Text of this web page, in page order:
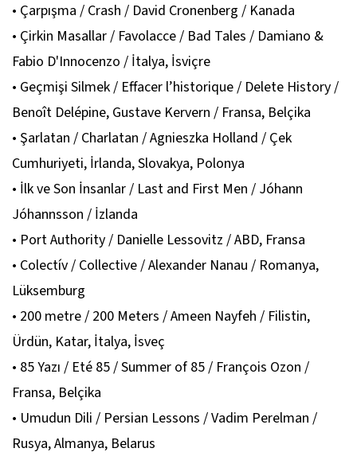
• Çarpışma / Crash / David Cronenberg / Kanada
• Çirkin Masallar / Favolacce / Bad Tales / Damiano &
Fabio D'Innocenzo / İtalya, İsviçre
• Geçmişi Silmek / Effacer l’historique / Delete History /
Benoît Delépine, Gustave Kervern / Fransa, Belçika
• Şarlatan / Charlatan / Agnieszka Holland / Çek
Cumhuriyeti, İrlanda, Slovakya, Polonya
• İlk ve Son İnsanlar / Last and First Men / Jóhann
Jóhannsson / İzlanda
• Port Authority / Danielle Lessovitz / ABD, Fransa
• Colectív / Collective / Alexander Nanau / Romanya,
Lüksemburg
• 200 metre / 200 Meters / Ameen Nayfeh / Filistin,
Ürdün, Katar, İtalya, İsveç
• 85 Yazı / Eté 85 / Summer of 85 / François Ozon /
Fransa, Belçika
• Umudun Dili / Persian Lessons / Vadim Perelman /
Rusya, Almanya, Belarus